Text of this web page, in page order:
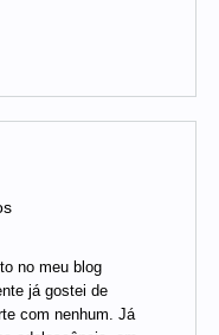
no meu blog
já gostei de
com nenhum. Já